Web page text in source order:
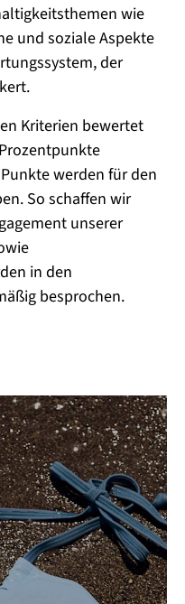
wie
und soziale Aspekte
der
Kriterien bewertet
werden für den
So schaffen wir
unserer
in den
besprochen.